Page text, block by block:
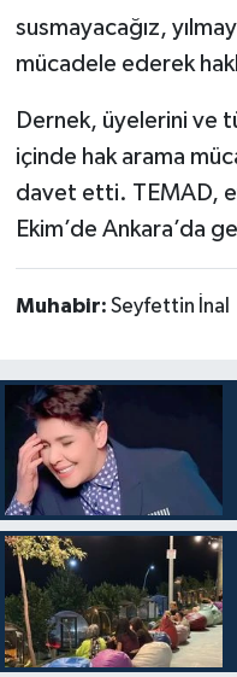
susmayacağız,
mücadele ederek
Dernek, üyelerini ve
içinde hak arama
davet etti. TEMAD,
Ekim’de Ankara’da
Muhabir: Seyfettin İnal